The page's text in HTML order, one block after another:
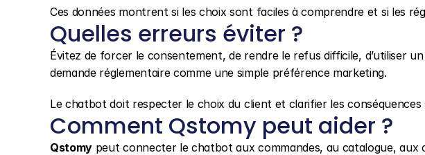
Ces données montrent si les choix sont faciles à comprendre et si les
Quelles erreurs éviter ?
Évitez de forcer le consentement, de rendre le refus difficile, d’utiliser
demande réglementaire comme une simple préférence marketing.
Le chatbot doit respecter le choix du client et clarifier les conséquences
Comment Qstomy peut aider ?
Qstomy peut connecter le chatbot aux commandes, au catalogue, aux